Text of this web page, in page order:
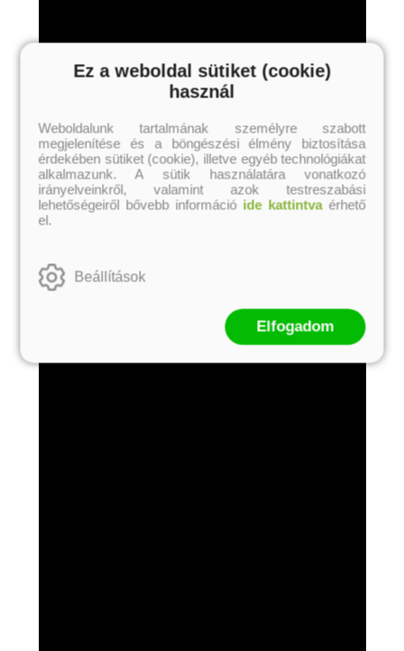
Ez a weboldal sütiket (cookie)
használ
Weboldalunk tartalmának személyre szabott
megjelenítése és a böngészési élmény biztosítása
érdekében sütiket (cookie), illetve egyéb technológiákat
alkalmazunk. A sütik használatára vonatkozó
irányelveinkről, valamint azok testreszabási
lehetőségeiről bővebb információ ide kattintvaérhető
el.
Beállítások
Elfogadom